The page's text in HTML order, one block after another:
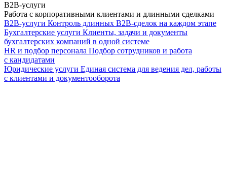
B2B-услуги
Работа с корпоративными клиентами и длинными сделками
B2B-услуги Контроль длинных B2B-сделок на каждом этапе
Бухгалтерские услуги Клиенты, задачи и документы
бухгалтерских компаний в одной системе
HR и подбор персонала Подбор сотрудников и работа
с кандидатами
Юридические услуги Единая система для ведения дел, работы
с клиентами и документооборота